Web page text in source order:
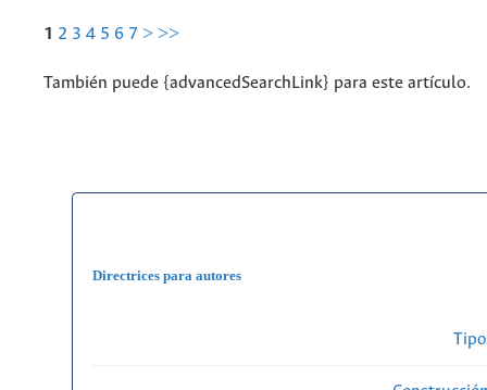
1 2 3 4 5 6 7 > >>
También puede {advancedSearchLink} para este artículo.
Directrices para autores